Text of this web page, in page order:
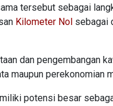
tersebut sebagai
Kilometer Nol sebagai
dan pengembangan
maupun perekonomian
potensi besar